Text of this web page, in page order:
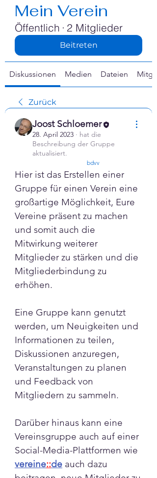
Mein Verein
Öffentlich · 2 Mitglieder
Beitreten
Diskussionen Medien Dateien
Zurück
Joost Schloemer
28. April 2023 · hat die
Beschreibung der Gruppe
aktualisiert.
bdvv
Hier ist das Erstellen einer
Gruppe für einen Verein eine
großartige Möglichkeit, Eure
Vereine präsent zu machen
und somit auch die
Mitwirkung weiterer
Mitglieder zu stärken und die
Mitgliederbindung zu
erhöhen.
Eine Gruppe kann genutzt
werden, um Neuigkeiten und
Informationen zu teilen,
Diskussionen anzuregen,
Veranstaltungen zu planen
und Feedback von
Mitgliedern zu sammeln.
Darüber hinaus kann eine
Vereinsgruppe auch auf einer
vereine::de auch dazu